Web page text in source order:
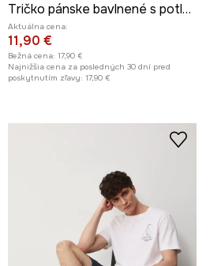
Tričko pánske bavlnené s potlačou
Aktuálna cena:
11,90 €
Bežná cena: 17,90 €
Najnižšia cena za posledných 30 dní pred
poskytnutím zľavy: 17,90 €